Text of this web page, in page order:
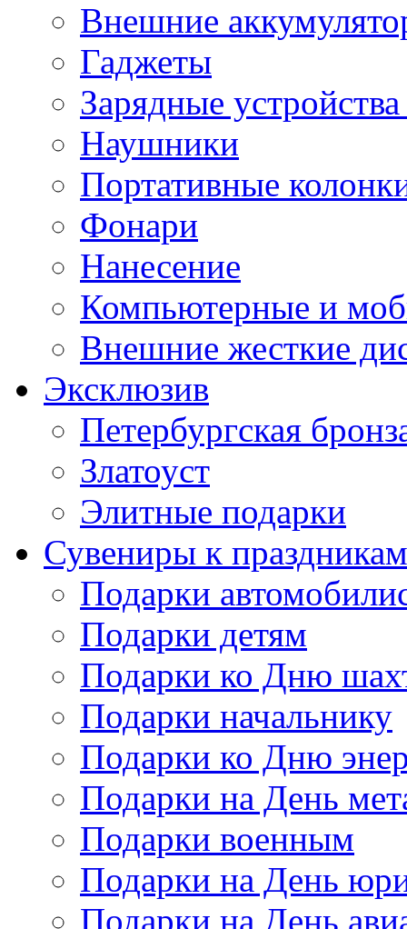
Внешние
Гаджеты
Зарядные
Наушники
Портативные
Фонари
Нанесение
Компьютерные и
Внешние жесткие
Эксклюзив
Петербургская
Златоуст
Элитные подарки
Сувениры к праздникам
Подарки
Подарки детям
Подарки ко Дню
Подарки начальнику
Подарки ко Дню
Подарки на День
Подарки военным
Подарки на День
Подарки на День